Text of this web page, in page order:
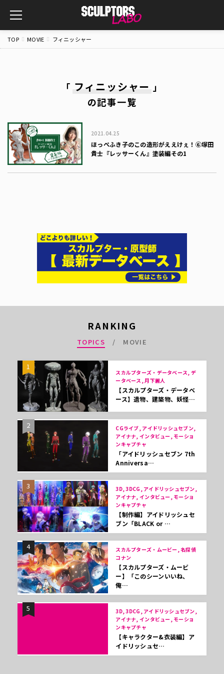
toggle
navigation
TOP MOVIE フィニッシャー
「 フィニッシャー 」
の記事一覧
2021.04.25
ほっぺふき子のこの造形がええけぇ！⑥塚田
貴士『レッサーくん』塗装編その1
RANKING
TOPICS MOVIE
1
スカルプターズ・データベース, デ
ータベース, 月下麗人
【スカルプターズ・データベ
ース】遺物、建築物、妖怪…
2
CGライブ, アイドリッシュセブン,
アイナナ, インタビュー, モーショ
ンキャプチャ
「アイドリッシュセブン 7th
Anniversa…
3
3D, 3DCG, アイドリッシュセブン,
アイナナ, インタビュー, モーショ
ンキャプチャ
【制作編】アイドリッシュセ
ブン「BLACK or …
4
スカルプターズ・ムービー, 名探偵
コナン
【スカルプターズ・ムービ
ー】「このシーンいいね、
俺…
5
3D, 3DCG, アイドリッシュセブン,
アイナナ, インタビュー, モーショ
ンキャプチャ
【キャラクター&衣装編】ア
イドリッシュセ…